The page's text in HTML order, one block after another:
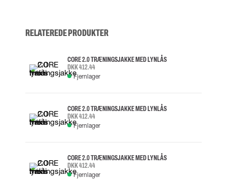
RELATEREDE PRODUKTER
CORE 2.0 TRÆNINGSJAKKE MED LYNLÅS
DKK 412.44
Fjernlager
CORE 2.0 TRÆNINGSJAKKE MED LYNLÅS
DKK 412.44
Fjernlager
CORE 2.0 TRÆNINGSJAKKE MED LYNLÅS
DKK 412.44
Fjernlager